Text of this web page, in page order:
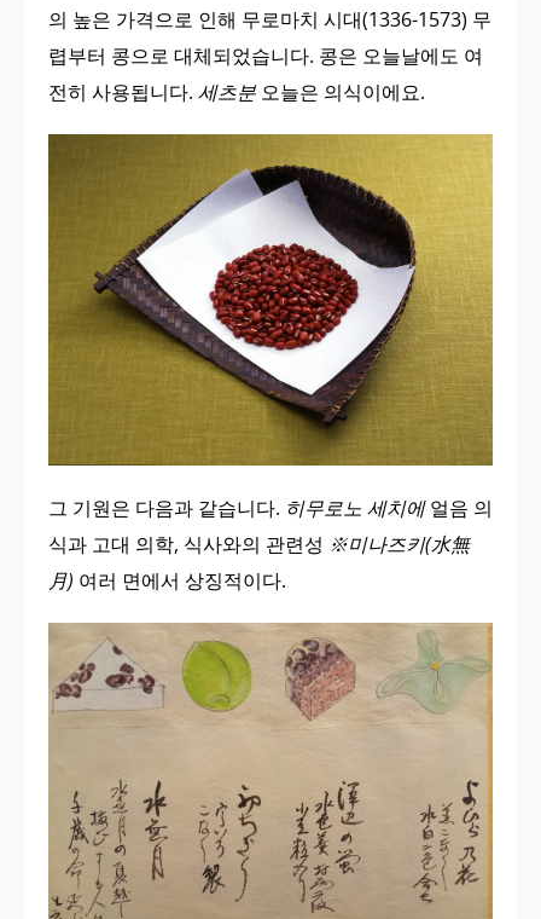
의 높은 가격으로 인해 무로마치 시대(1336-1573) 무
렵부터 콩으로 대체되었습니다. 콩은 오늘날에도 여
전히 사용됩니다. 세츠분 오늘은 의식이에요.
그 기원은 다음과 같습니다. 히무로노 세치에얼음 의
식과 고대 의학, 식사와의 관련성 ※미나즈키(水無
月) 여러 면에서 상징적이다.